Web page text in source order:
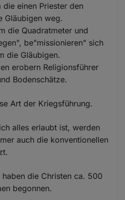
die einen Priester den
Gläubigen weg.
die Quadratmeter und
be"missionieren" sich
die Gläubigen.
erobern Religionsführer
Bodenschätze.
Art der Kriegsführung.
alles erlaubt ist, werden
auch die konventionellen
die Christen ca. 500
begonnen.